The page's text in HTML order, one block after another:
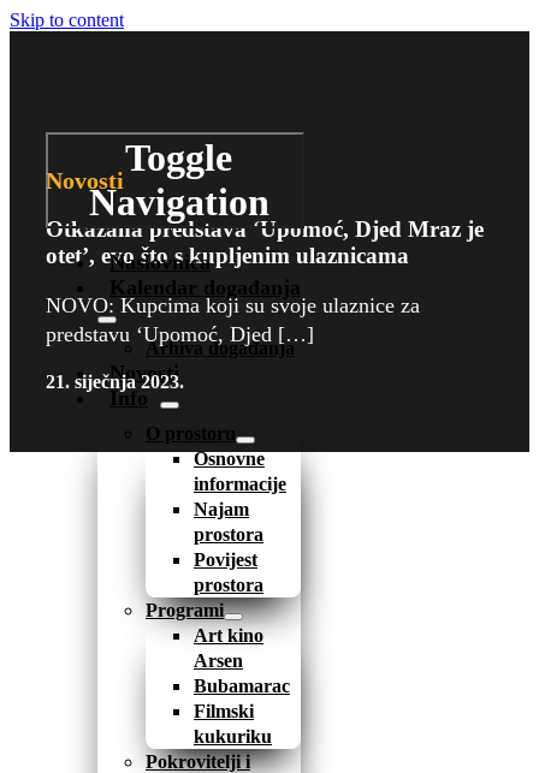
Skip to content
Toggle
Navigation
Naslovnica
Kalendar događanja
Arhiva događanja
Novosti
Info
O prostoru
Osnovne
informacije
Najam
prostora
Povijest
prostora
Programi
Art kino
Arsen
Bubamarac
Filmski
kukuriku
Pokrovitelji i
Novosti
Otkazana predstava ‘Upomoć, Djed Mraz je
otet’, evo što s kupljenim ulaznicama
NOVO: Kupcima koji su svoje ulaznice za
predstavu ‘Upomoć, Djed […]
21. siječnja 2023.